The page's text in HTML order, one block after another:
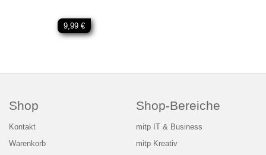
9,99 €
Shop
Kontakt
Warenkorb
Shop-Bereiche
mitp IT & Business
mitp Kreativ